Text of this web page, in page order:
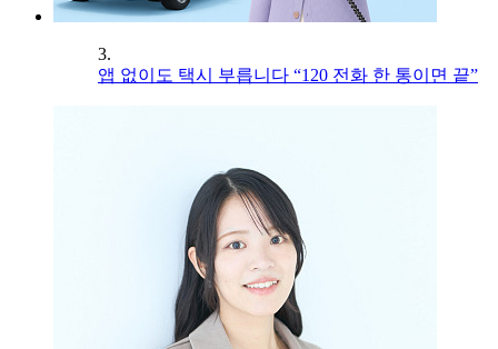
3.
앱 없이도 택시 부릅니다 “120 전화 한 통이면 끝”